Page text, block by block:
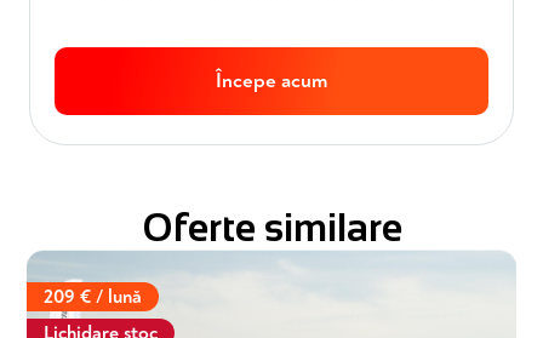
Începe acum
Oferte similare
Lichidare stoc
209 € / lună